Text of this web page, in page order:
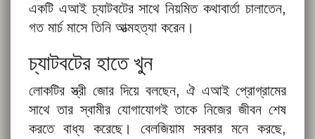
একটি এআই চ্যাটবটের সাথে নিয়মিত কথাবার্তা চালাতেন,
গত মার্চ মাসে তিনি আত্মহত্যা করেন।
চ্যাটবটের হাতে খুন
লোকটির স্ত্রী জোর দিয়ে বলছেন, ঐ এআই প্রোগ্রামের
সাথে তার স্বামীর যোগাযোগই তাকে নিজের জীবন শেষ
করতে বাধ্য করেছে। বেলজিয়াম সরকার মনে করছে,